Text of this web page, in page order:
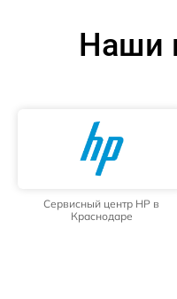
Наши
Сервисный центр HP в
Краснодаре